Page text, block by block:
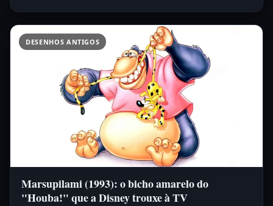
DESENHOS ANTIGOS
Marsupilami (1993): o bicho amarelo do
"Houba!" que a Disney trouxe à TV